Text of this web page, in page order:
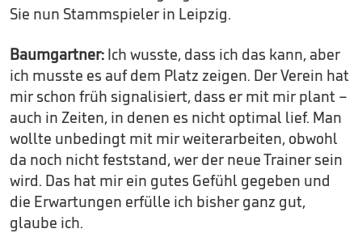
Sie nun Stammspieler in Leipzig.
Baumgartner: Ich wusste, dass ich das kann, aber
ich musste es auf dem Platz zeigen. Der Verein hat
mir schon früh signalisiert, dass er mit mir plant –
auch in Zeiten, in denen es nicht optimal lief. Man
wollte unbedingt mit mir weiterarbeiten, obwohl
da noch nicht feststand, wer der neue Trainer sein
wird. Das hat mir ein gutes Gefühl gegeben und
die Erwartungen erfülle ich bisher ganz gut,
glaube ich.